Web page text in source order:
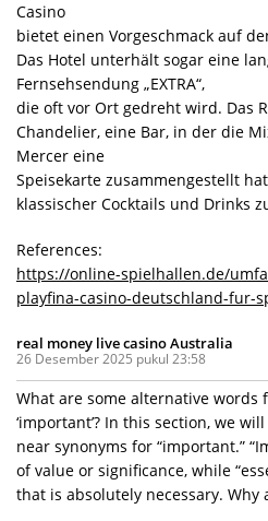
Casino
bietet einen Vorgeschmack auf
Das Hotel unterhält sogar eine
Fernsehsendung „EXTRA“,
die oft vor Ort gedreht wird. Das
Chandelier, eine Bar, in der die
Mercer eine
Speisekarte zusammengestellt
klassischer Cocktails und Drinks
References:
https://online-spielhallen.de/
playfina-casino-deutschland-fur-
real money live casino Australia
26 Desember 2025 pukul 23:58
What are some alternative words
‘important’? In this section, we
near synonyms for “important.”
of value or significance, while
that is absolutely necessary. Why